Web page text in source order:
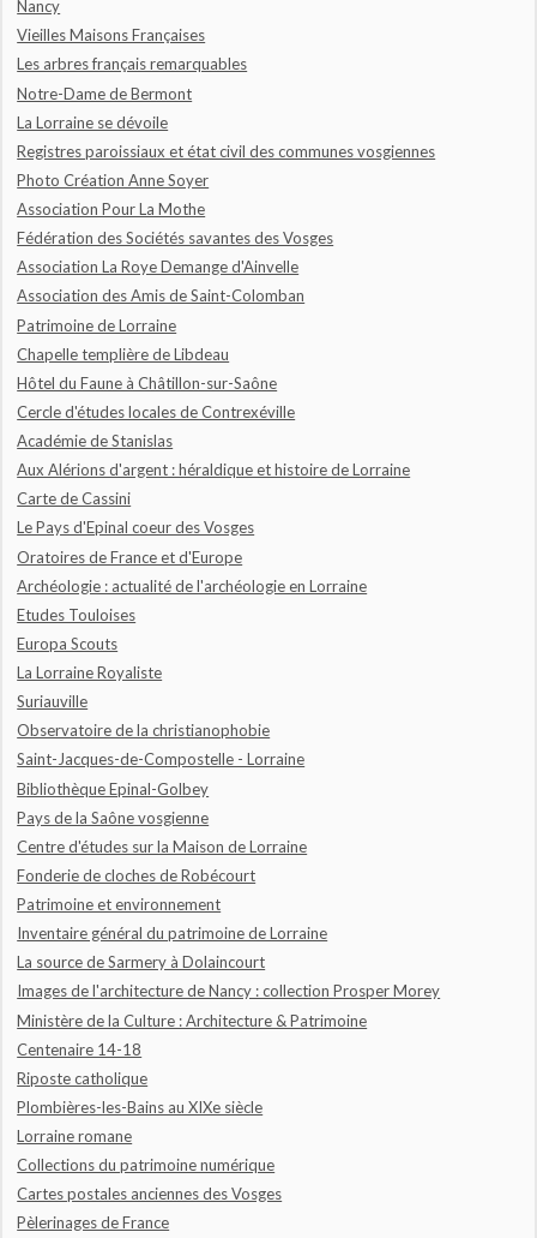
Nancy
Vieilles Maisons Françaises
Les arbres français remarquables
Notre-Dame de Bermont
La Lorraine se dévoile
Registres paroissiaux et état civil des communes vosgiennes
Photo Création Anne Soyer
Association Pour La Mothe
Fédération des Sociétés savantes des Vosges
Association La Roye Demange d'Ainvelle
Association des Amis de Saint-Colomban
Patrimoine de Lorraine
Chapelle templière de Libdeau
Hôtel du Faune à Châtillon-sur-Saône
Cercle d'études locales de Contrexéville
Académie de Stanislas
Aux Alérions d'argent : héraldique et histoire de Lorraine
Carte de Cassini
Le Pays d'Epinal coeur des Vosges
Oratoires de France et d'Europe
Archéologie : actualité de l'archéologie en Lorraine
Etudes Touloises
Europa Scouts
La Lorraine Royaliste
Suriauville
Observatoire de la christianophobie
Saint-Jacques-de-Compostelle - Lorraine
Bibliothèque Epinal-Golbey
Pays de la Saône vosgienne
Centre d'études sur la Maison de Lorraine
Fonderie de cloches de Robécourt
Patrimoine et environnement
Inventaire général du patrimoine de Lorraine
La source de Sarmery à Dolaincourt
Images de l'architecture de Nancy : collection Prosper Morey
Ministère de la Culture : Architecture & Patrimoine
Centenaire 14-18
Riposte catholique
Plombières-les-Bains au XIXe siècle
Lorraine romane
Collections du patrimoine numérique
Cartes postales anciennes des Vosges
Pèlerinages de France